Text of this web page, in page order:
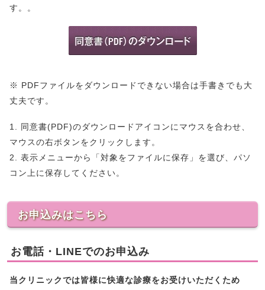
す。。
※ PDFファイルをダウンロードできない場合は手書きでも大
丈夫です。
1. 同意書(PDF)のダウンロードアイコンにマウスを合わせ、
マウスの右ボタンをクリックします。
2. 表示メニューから「対象をファイルに保存」を選び、パソ
コン上に保存してください。
お申込みはこちら
お電話・LINEでのお申込み
当クリニックでは皆様に快適な診療をお受けいただくため